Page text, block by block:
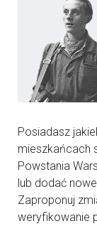
Posiadasz
mieszkańcach
Powstania
lub dodać
Zaproponuj
weryfikowanie